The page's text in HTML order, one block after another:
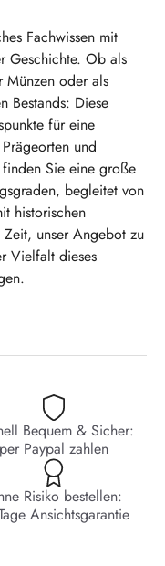
Fachwissen mit
Geschichte. Ob als
Münzen oder als
Bestands: Diese
für eine
und
Sie eine große
begleitet von
historischen
unser Angebot zu
Vielfalt dieses
Bequem & Sicher:
per Paypal zahlen
Risiko bestellen:
Ansichtsgarantie